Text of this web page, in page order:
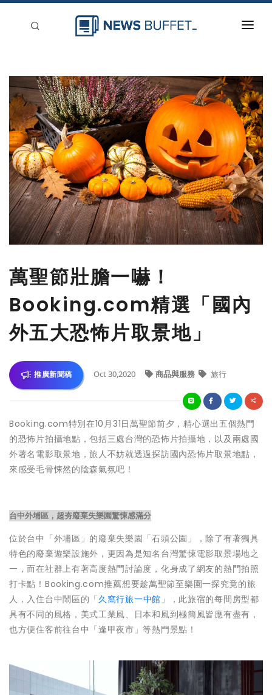
新聞稿分類
登入
刊登
萬聖節壯膽一嚇！
Booking.com精選「國內
外五大恐怖片取景地」
推廣新聞稿 Oct 30,2020 商品與服務 旅行
Booking.com特別在10月31日萬聖節前夕，精心選出五個熱門
的恐怖片拍攝地點，包括三處台灣的恐怖片拍攝地，以及兩處國
外著名電影取景地，旅人不妨就透過探訪國內恐怖片取景地點，
來感受毛骨悚然的陰森氣氛吧！
台中外埔區，超夯廢棄失樂園驚悚感滿分
位於台中「外埔區」的廢棄失樂園「石頭公園」，除了有著獨具
特色的廢棄遊樂設施外，更因為是知名台灣驚悚電影取景場地之
一，而在社群上有著高度熱門討論度，化身成了網友的熱門拍照
打卡點！Booking.com推薦想要趁萬聖節至樂園一探究竟的旅
人，入住台中鬧區的「久窩行旅一中館 」，此旅宿的每間房型都
具有不同的風格，美式工業風、日本和風到極簡風皆應有盡有，
也方便住客前往台中「逢甲夜市」等熱門景點！